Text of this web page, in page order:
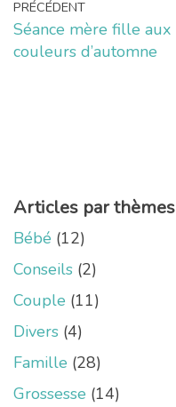
PRÉCÉDENT
Séance mère fille aux
couleurs d’automne
Articles par thèmes
Bébé (12)
Conseils (2)
Couple (11)
Divers (4)
Famille (28)
Grossesse (14)